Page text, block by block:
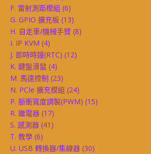
F. 雷射測距模組 (6)
G. GPIO 擴充板 (13)
H. 自走車/機械手臂 (8)
I. IP KVM (4)
J. 即時時鐘(RTC) (12)
K. 鍵盤滑鼠 (4)
M. 馬達控制 (23)
N. PCIe 擴充模組 (24)
P. 脈衝寬度調製(PWM) (15)
R. 繼電器 (17)
S. 感測器 (41)
T. 教學 (6)
U. USB 轉換器/集線器 (30)